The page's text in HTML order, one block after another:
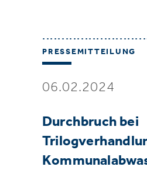
PRESSEMITTEILUNG
06.02.2024
Durchbruch bei